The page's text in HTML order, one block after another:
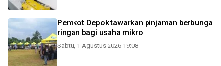
Pemkot Depok tawarkan pinjaman berbunga
ringan bagi usaha mikro
Sabtu, 1 Agustus 2026 19:08